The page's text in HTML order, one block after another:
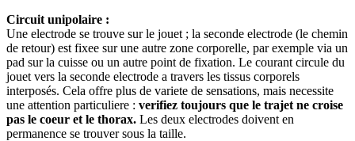
Circuit unipolaire :
Une electrode se trouve sur le jouet ; la seconde electrode (le chemin
de retour) est fixee sur une autre zone corporelle, par exemple via un
pad sur la cuisse ou un autre point de fixation. Le courant circule du
jouet vers la seconde electrode a travers les tissus corporels
interposés. Cela offre plus de variete de sensations, mais necessite
une attention particuliere : verifiez toujours que le trajet ne croise
pas le coeur et le thorax. Les deux electrodes doivent en
permanence se trouver sous la taille.